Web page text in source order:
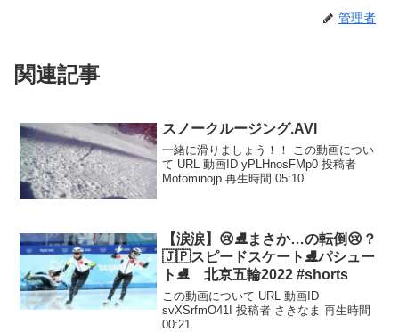
管理者
関連記事
スノークルージング.AVI
一緒に滑りましょう！！ この動画につい
て URL 動画ID yPLHnosFMp0 投稿者
Motominojp 再生時間 05:10
【涙涙】😢⛸️まさか…の転倒😢？
🇯🇵スピードスケート⛸️パシュー
ト⛸️ 北京五輪2022 #shorts
この動画について URL 動画ID
svXSrfmO41I 投稿者 さきなま 再生時間
00:21